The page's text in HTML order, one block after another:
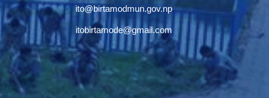
ito@birtamodmun.gov.np
itobirtamode@gmail.com